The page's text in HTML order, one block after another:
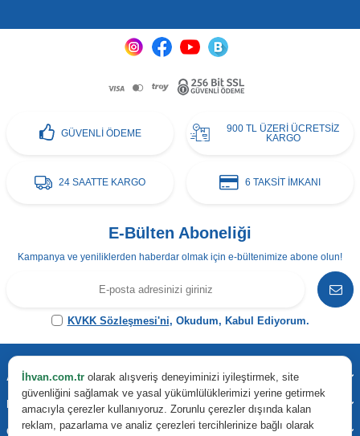
İhvan.com.tr olarak alışveriş deneyiminizi iyileştirmek, site
güvenliğini sağlamak ve yasal yükümlülüklerimizi yerine getirmek
amacıyla çerezler kullanıyoruz. Zorunlu çerezler dışında kalan
reklam, pazarlama ve analiz çerezleri tercihlerinize bağlı olarak
GÜVENLİ ÖDEME
900 TL ÜZERİ ÜCRETSİZ
KARGO
24 SAATTE KARGO 6 TAKSİT İMKANI
E-Bülten Aboneliği
Kampanya ve yeniliklerden haberdar olmak için e-bültenimize abone olun!
KVKK Sözleşmesi'ni, Okudum, Kabul Ediyorum.
Adres & İletişim
Kategoriler
Önemli Bilgiler